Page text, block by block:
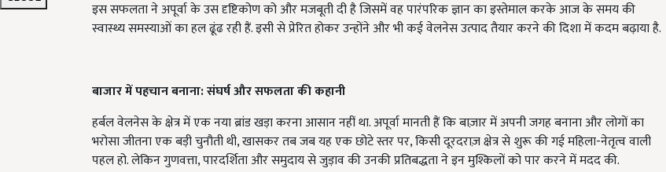
इस सफलता ने अपूर्वा के उस दृष्टिकोण को और मजबूती दी है जिसमें वह पारंपरिक ज्ञान का इस्तेमाल करके आज के समय की
स्वास्थ्य समस्याओं का हल ढूंढ रही हैं. इसी से प्रेरित होकर उन्होंने और भी कई वेलनेस उत्पाद तैयार करने की दिशा में कदम बढ़ाया है.
बाजार में पहचान बनाना: संघर्ष और सफलता की कहानी
हर्बल वेलनेस के क्षेत्र में एक नया ब्रांड खड़ा करना आसान नहीं था. अपूर्वा मानती हैं कि बाज़ार में अपनी जगह बनाना और लोगों का
भरोसा जीतना एक बड़ी चुनौती थी, खासकर तब जब यह एक छोटे स्तर पर, किसी दूरदराज़ क्षेत्र से शुरू की गई महिला-नेतृत्व वाली
पहल हो. लेकिन गुणवत्ता, पारदर्शिता और समुदाय से जुड़ाव की उनकी प्रतिबद्धता ने इन मुश्किलों को पार करने में मदद की.